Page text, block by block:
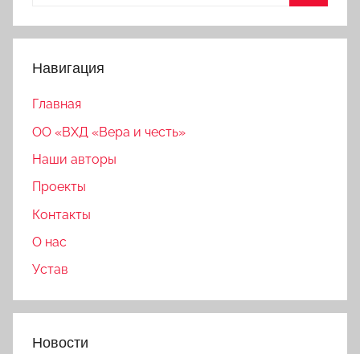
Навигация
Главная
ОО «ВХД «Вера и честь»
Наши авторы
Проекты
Контакты
О нас
Устав
Новости